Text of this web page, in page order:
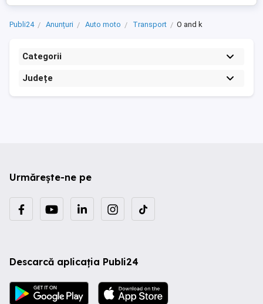
Publi24 Anunțuri Auto moto Transport O and k
Categorii
Județe
Urmărește-ne pe
Descarcă aplicația Publi24